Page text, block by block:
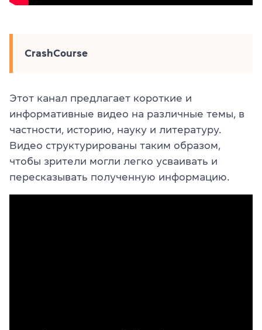
CrashCourse
Этот канал предлагает короткие и
информативные видео на различные темы, в
частности, историю, науку и литературу.
Видео структурированы таким образом,
чтобы зрители могли легко усваивать и
пересказывать полученную информацию.